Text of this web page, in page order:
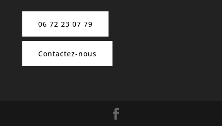
06 72 23 07 79
Contactez-nous